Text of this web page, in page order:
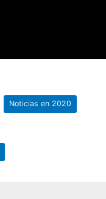
Noticias en 2020